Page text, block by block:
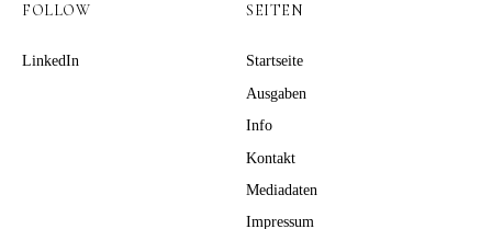
FOLLOW
LinkedIn
SEITEN
Startseite
Ausgaben
Info
Kontakt
Mediadaten
Impressum